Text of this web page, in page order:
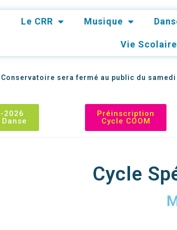
Le CRR Musique
Vie Scolaire
Conservatoire sera fermé au public du
2026
Préinscription
Cycle COOM
Cycle